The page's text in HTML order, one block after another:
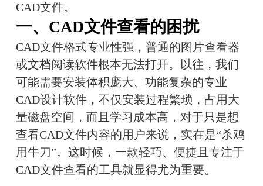
CAD文件。
一、CAD文件查看的困扰
CAD文件格式专业性强，普通的图片查看器
或文档阅读软件根本无法打开。以往，我们
可能需要安装体积庞大、功能复杂的专业
CAD设计软件，不仅安装过程繁琐，占用大
量磁盘空间，而且学习成本高，对于只是想
查看CAD文件内容的用户来说，实在是“杀鸡
用牛刀”。这时候，一款轻巧、便捷且专注于
CAD文件查看的工具就显得尤为重要。